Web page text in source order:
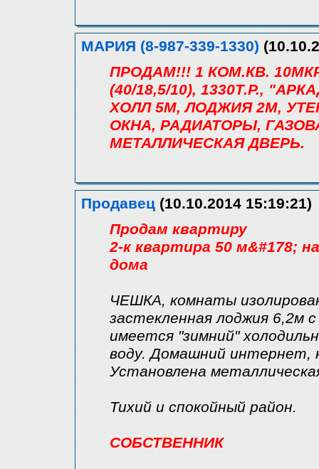
МАРИЯ (8-987-339-1330)
ПРОДАМ!!! 1 КОМ.КВ.
(40/18,5/10), 1330Т.Р.,
ХОЛЛ 5М, ЛОДЖИЯ 2М,
ОКНА, РАДИАТОРЫ,
МЕТАЛЛИЧЕСКАЯ ДВЕРЬ.
Продавец (10.10.2014 15:19:21)
Продам квартиру
2-к квартира 50 м&#178;
дома
ЧЕШКА, комнаты
застекленная лоджия 6,2м
имеется "зимний"
воду. Домашний интернет,
Установлена
Тихий и спокойный район.
СОБСТВЕННИК